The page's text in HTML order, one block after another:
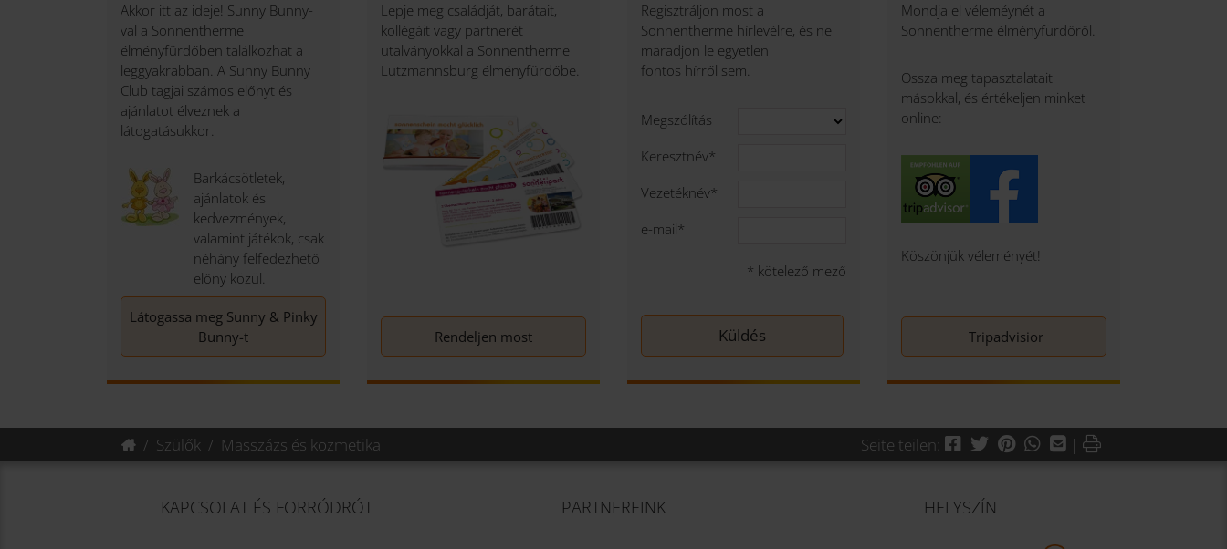
Akkor itt az ideje! Sunny Bunny-
val a Sonnentherme
élményfürdőben találkozhat a
leggyakrabban. A Sunny Bunny
Club tagjai számos előnyt és
ajánlatot élveznek a
látogatásukkor.
Barkácsötletek,
ajánlatok és
kedvezmények,
valamint játékok, csak
néhány felfedezhető
előny közül.
Látogassa meg Sunny & Pinky
Bunny-t
Lepje meg családját, barátait,
kollégáit vagy partnerét
utalványokkal a Sonnentherme
Lutzmannsburg élményfürdőbe.
Rendeljen most
Regisztráljon most a
Sonnentherme hírlevélre, és ne
maradjon le egyetlen
fontos hírről sem.
Megszólítás
Keresztnév*
Vezetéknév*
e-mail*
* kötelező mező
Mondja el véleméynét a
Sonnentherme élményfürdőről.
Ossza meg tapasztalatait
másokkal, és értékeljen minket
online:
Köszönjük véleményét!
Tripadvisior
Szülők Masszázs és kozmetika Seite teilen: Facebook
Twitter
PinterestWhatsApp
Mail
| Drucken
KAPCSOLAT ÉS FORRÓDRÓT PARTNEREINK HELYSZÍN